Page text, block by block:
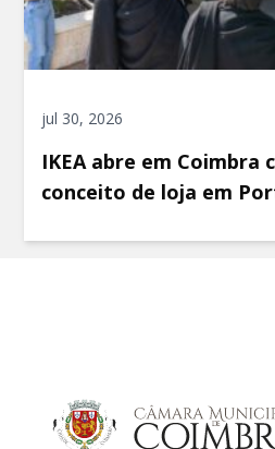
jul 30, 2026
IKEA abre em Coimbra
conceito de loja em